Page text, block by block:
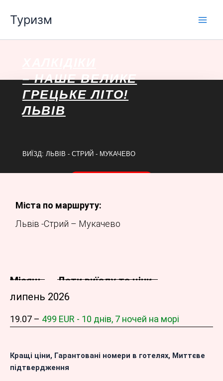
вмісту
Туризм
– НАШЕ ВЕЛИКЕ
ГРЕЦЬКЕ ЛІТО!
ЛЬВІВ
ВИЇЗД: ЛЬВІВ - СТРИЙ - МУКАЧЕВО
Міста по маршруту:
Львів -Стрий – Мукачево
Місяць
Дати виїзду та ціни
липень 2026
19.07 – 499 EUR - 10 днів, 7 ночей на морі
Кращі ціни, Гарантовані номери в готелях, Миттєве
підтвердження